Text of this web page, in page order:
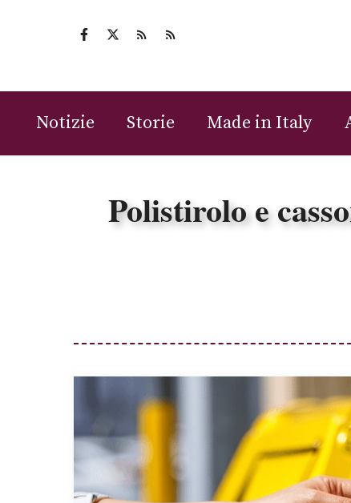
Notizie Storie Made in Italy
Polistirolo e